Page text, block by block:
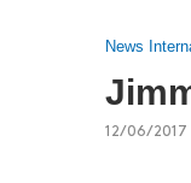
News
12/06/2017